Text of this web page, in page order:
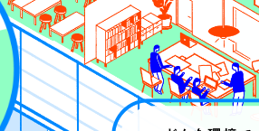
ムズの魅力は？